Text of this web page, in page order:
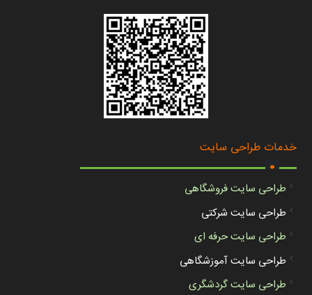
خدمات طراحی سایت
.
طراحی سایت فروشگاهی
طراحی سایت شرکتی
طراحی سایت حرفه ای
طراحی سایت آموزشگاهی
طراحی سایت گردشگری